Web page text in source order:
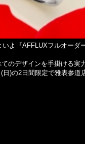
いよ『AFFLUXフルオーダ
のデザインを手掛ける実
日)の2日間限定で雅表参道